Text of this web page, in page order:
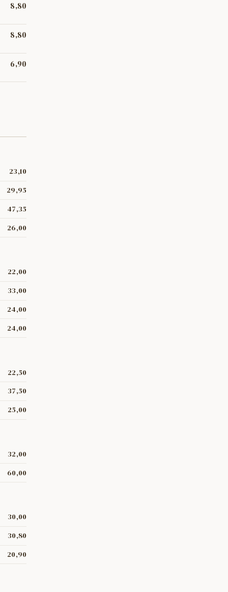
8,80
8,80
6,90
23,10
29,95
47,35
26,00
22,00
33,00
24,00
24,00
22,50
37,50
25,00
32,00
60,00
30,00
30,80
20,90